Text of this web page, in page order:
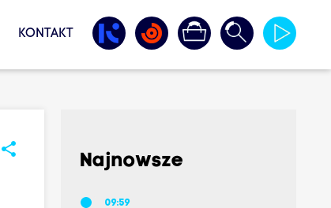
KONTAKT
share
Najnowsze
09:59